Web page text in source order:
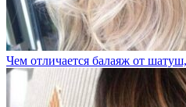
Чем отличается балаяж от